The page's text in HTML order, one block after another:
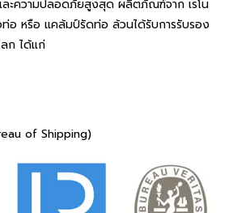
ะความปลอดภัยสูงสุด ผลิตภัณฑ์จาก เรโน
ท่อ หรือ แคล้มป์รัดท่อ ล้วนได้รับการรับรอง
ก ได้แก่
of Shipping)